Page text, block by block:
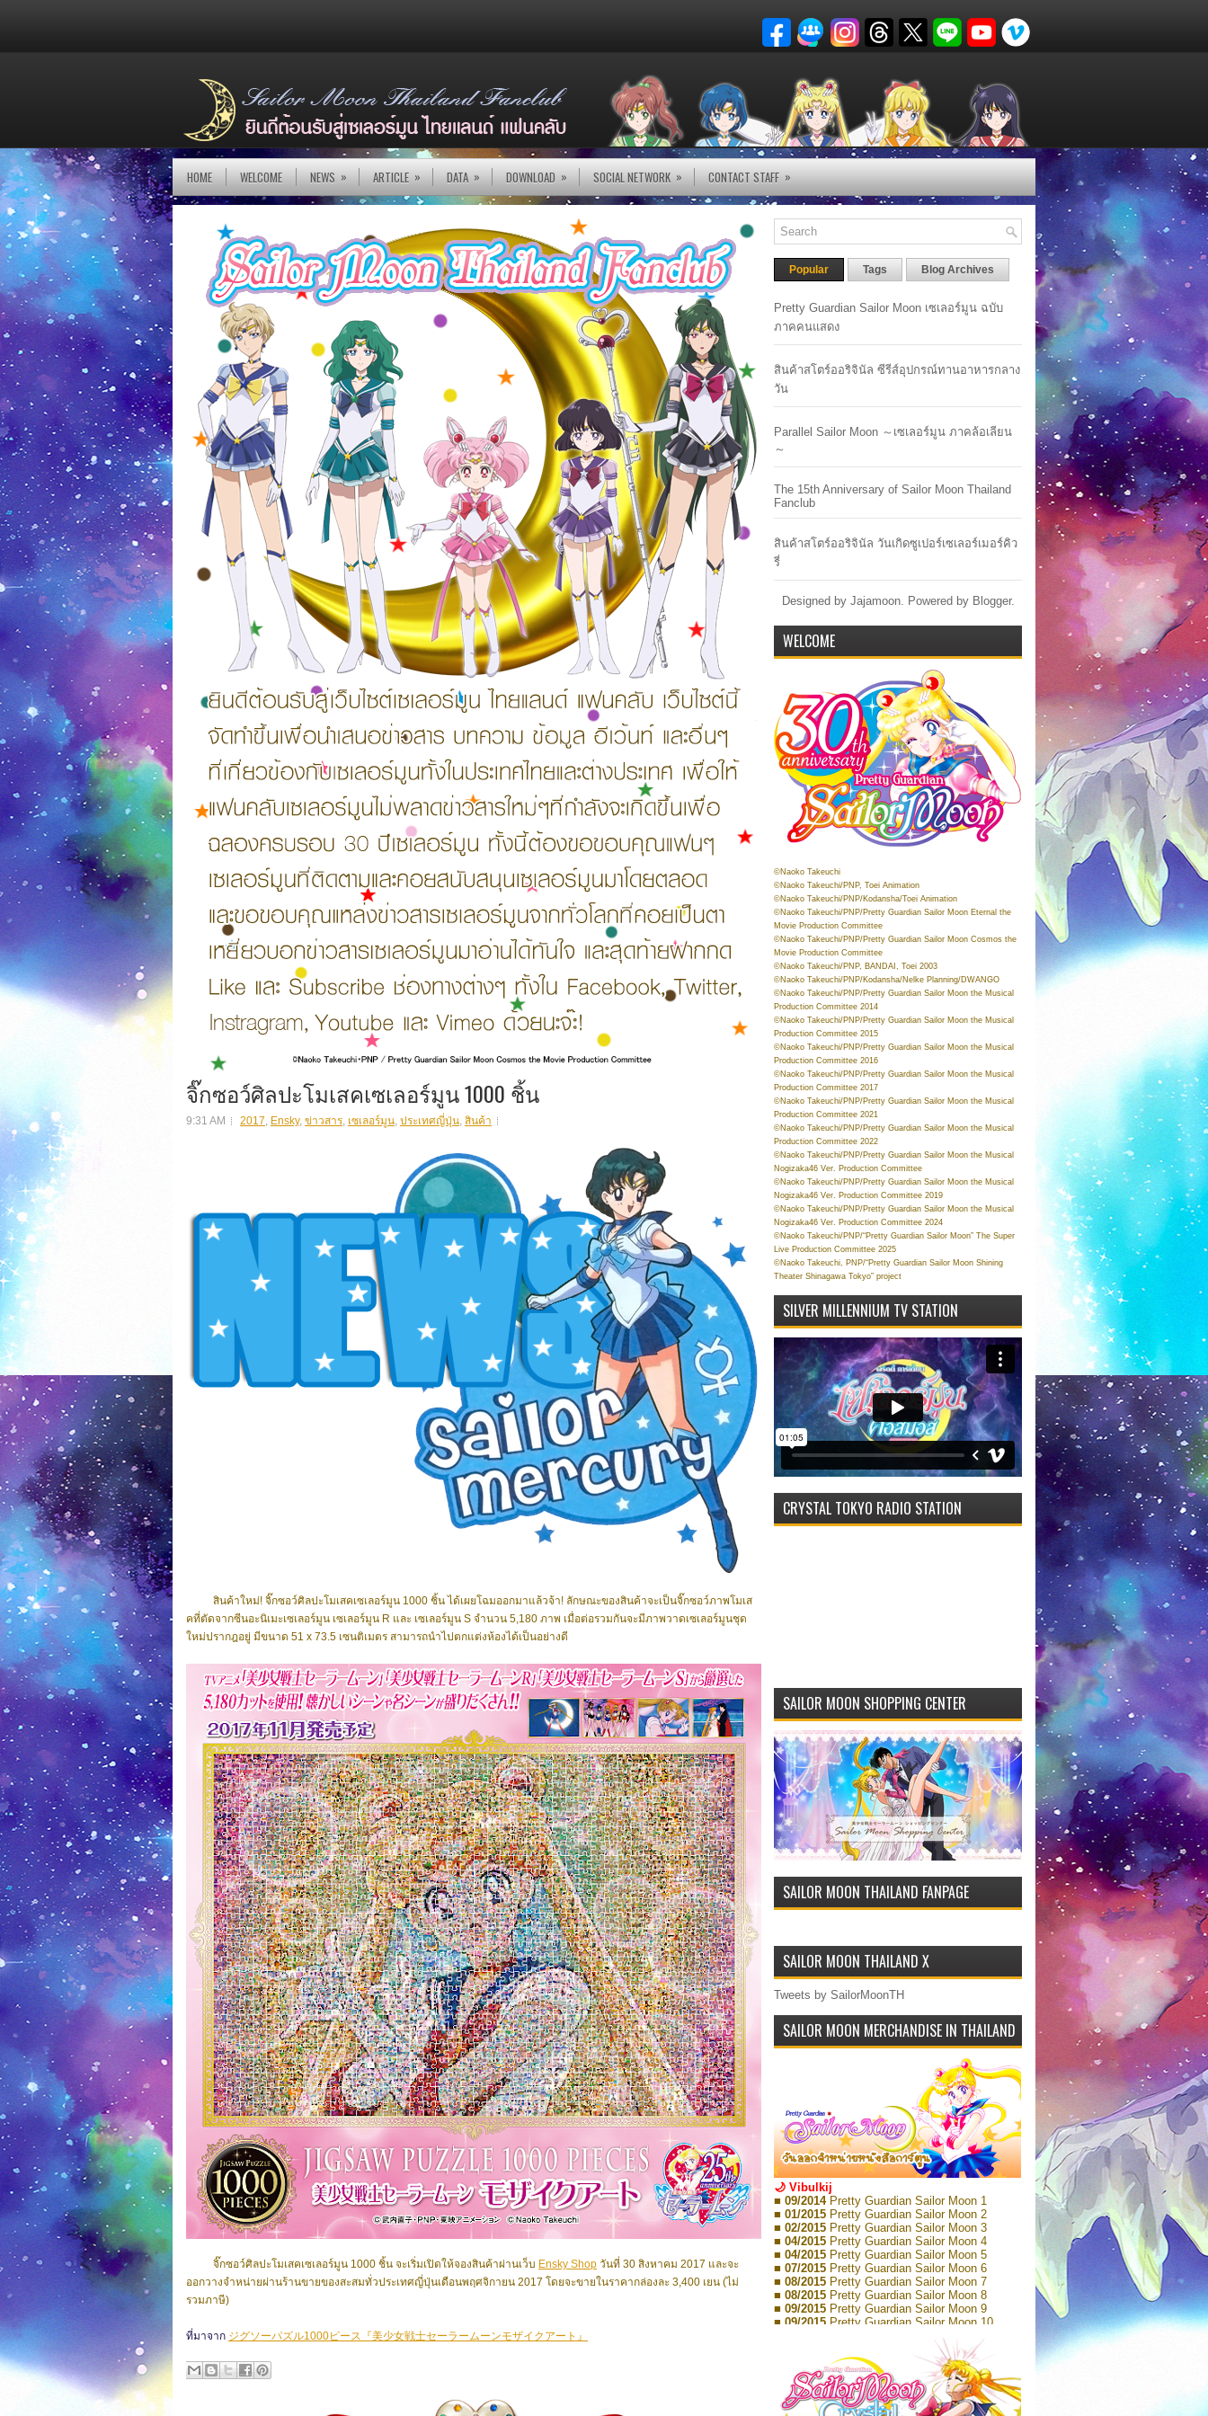
HOME WELCOME NEWS » ARTICLE » DATA » DOWNLOAD » SOCIAL NETWORK » CONTACT STAFF »
จิ๊กซอว์ศิลปะโมเสคเซเลอร์มูน 1000 ชิ้น
9:31 AM 2017, Ensky, ข่าวสาร, เซเลอร์มูน, ประเทศญี่ปุ่น, สินค้า
สินค้าใหม่! จิ๊กซอว์ศิลปะโมเสคเซเลอร์มูน 1000 ชิ้น ได้เผยโฉมออกมาแล้วจ้า! ลักษณะของสินค้าจะเป็นจิ๊กซอว์ภาพโมเส
คที่ตัดจากซีนอะนิเมะเซเลอร์มูน เซเลอร์มูน R และ เซเลอร์มูน S จำนวน 5,180 ภาพ เมื่อต่อรวมกันจะมีภาพวาดเซเลอร์มูนชุด
ใหม่ปรากฎอยู่ มีขนาด 51 x 73.5 เซนติเมตร สามารถนำไปตกแต่งห้องได้เป็นอย่างดี
จิ๊กซอว์ศิลปะโมเสคเซเลอร์มูน 1000 ชิ้น จะเริ่มเปิดให้จองสินค้าผ่านเว็บ Ensky Shop วันที่ 30 สิงหาคม 2017 และจะ
ออกวางจำหน่ายผ่านร้านขายของสะสมทั่วประเทศญี่ปุ่นเดือนพฤศจิกายน 2017 โดยจะขายในราคากล่องละ 3,400 เยน (ไม่
รวมภาษี)
ที่มาจาก ジグソーパズル1000ピース『美少女戦士セーラームーンモザイクアート』
Popular Tags Blog Archives
Pretty Guardian Sailor Moon เซเลอร์มูน ฉบับ
ภาคคนแสดง
สินค้าสโตร์ออริจินัล ซีรีส์อุปกรณ์ทานอาหารกลาง
วัน
Parallel Sailor Moon ～เซเลอร์มูน ภาคล้อเลียน
～
The 15th Anniversary of Sailor Moon Thailand
Fanclub
สินค้าสโตร์ออริจินัล วันเกิดซูเปอร์เซเลอร์เมอร์คิว
รี่
Designed by Jajamoon. Powered by Blogger.
WELCOME
©Naoko Takeuchi
©Naoko Takeuchi/PNP, Toei Animation
©Naoko Takeuchi/PNP/Kodansha/Toei Animation
©Naoko Takeuchi/PNP/Pretty Guardian Sailor Moon Eternal the
Movie Production Committee
©Naoko Takeuchi/PNP/Pretty Guardian Sailor Moon Cosmos the
Movie Production Committee
©Naoko Takeuchi/PNP, BANDAI, Toei 2003
©Naoko Takeuchi/PNP/Kodansha/Nelke Planning/DWANGO
©Naoko Takeuchi/PNP/Pretty Guardian Sailor Moon the Musical
Production Committee 2014
©Naoko Takeuchi/PNP/Pretty Guardian Sailor Moon the Musical
Production Committee 2015
©Naoko Takeuchi/PNP/Pretty Guardian Sailor Moon the Musical
Production Committee 2016
©Naoko Takeuchi/PNP/Pretty Guardian Sailor Moon the Musical
Production Committee 2017
©Naoko Takeuchi/PNP/Pretty Guardian Sailor Moon the Musical
Production Committee 2021
©Naoko Takeuchi/PNP/Pretty Guardian Sailor Moon the Musical
Production Committee 2022
©Naoko Takeuchi/PNP/Pretty Guardian Sailor Moon the Musical
Nogizaka46 Ver. Production Committee
©Naoko Takeuchi/PNP/Pretty Guardian Sailor Moon the Musical
Nogizaka46 Ver. Production Committee 2019
©Naoko Takeuchi/PNP/Pretty Guardian Sailor Moon the Musical
Nogizaka46 Ver. Production Committee 2024
©Naoko Takeuchi/PNP/“Pretty Guardian Sailor Moon” The Super
Live Production Committee 2025
©Naoko Takeuchi, PNP/“Pretty Guardian Sailor Moon Shining
Theater Shinagawa Tokyo” project
SILVER MILLENNIUM TV STATION
CRYSTAL TOKYO RADIO STATION
SAILOR MOON SHOPPING CENTER
SAILOR MOON THAILAND FANPAGE
SAILOR MOON THAILAND X
Tweets by SailorMoonTH
SAILOR MOON MERCHANDISE IN THAILAND
🌙 Vibulkij
■ 09/2014 Pretty Guardian Sailor Moon 1
■ 01/2015 Pretty Guardian Sailor Moon 2
■ 02/2015 Pretty Guardian Sailor Moon 3
■ 04/2015 Pretty Guardian Sailor Moon 4
■ 04/2015 Pretty Guardian Sailor Moon 5
■ 07/2015 Pretty Guardian Sailor Moon 6
■ 08/2015 Pretty Guardian Sailor Moon 7
■ 08/2015 Pretty Guardian Sailor Moon 8
■ 09/2015 Pretty Guardian Sailor Moon 9
■ 09/2015 Pretty Guardian Sailor Moon 10
Pretty Guardian Sailor Moon 11
Pretty Guardian Sailor Moon 12
Pretty Guardian Sailor Moon Short
Stories 1
■ 09/2018Pretty Guardian Sailor Moon Short
Stories 2